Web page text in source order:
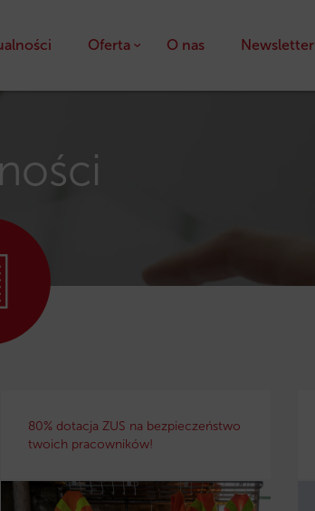
Oferta O nas Newsletter
80% dotacja ZUS na bezpieczeństwo
twoich pracowników!